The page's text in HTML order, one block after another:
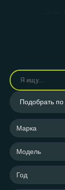
Подобрать
Марка
Модель
Год